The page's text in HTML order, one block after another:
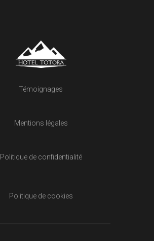
Témoignages
Mentions légales
Politique de confidentialité
Politique de cookies